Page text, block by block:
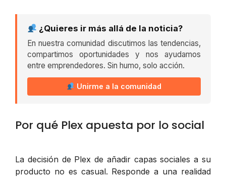
¿Quieres ir más allá de la noticia?
En nuestra comunidad discutimos las tendencias,
compartimos oportunidades y nos ayudamos
entre emprendedores. Sin humo, solo acción.
Unirme a la comunidad
Por qué Plex apuesta por lo social
La decisión de Plex de añadir capas sociales a su
producto no es casual. Responde a una realidad